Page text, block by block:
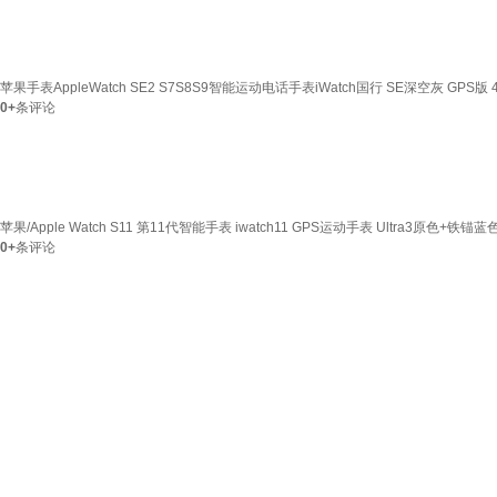
苹果手表AppleWatch SE2 S7S8S9智能运动电话手表iWatch国行 SE深空灰 GPS版
0+条评论
苹果/Apple Watch S11 第11代智能手表 iwatch11 GPS运动手表 Ultra3原色+铁锚蓝
0+条评论